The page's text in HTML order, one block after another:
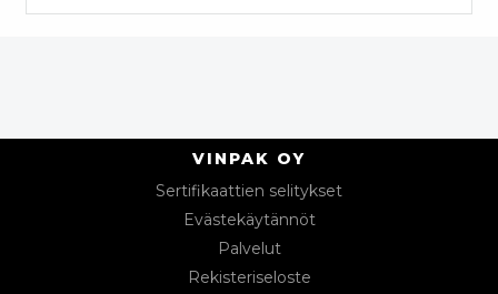
VINPAK OY
Sertifikaattien selitykset
Evästekäytännöt
Palvelut
Rekisteriseloste